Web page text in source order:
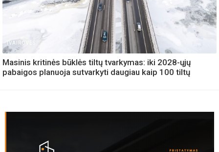
IVAIROVES
Masinis kritinės būklės tiltų tvarkymas: iki 2028-ųjų
pabaigos planuoja sutvarkyti daugiau kaip 100 tiltų